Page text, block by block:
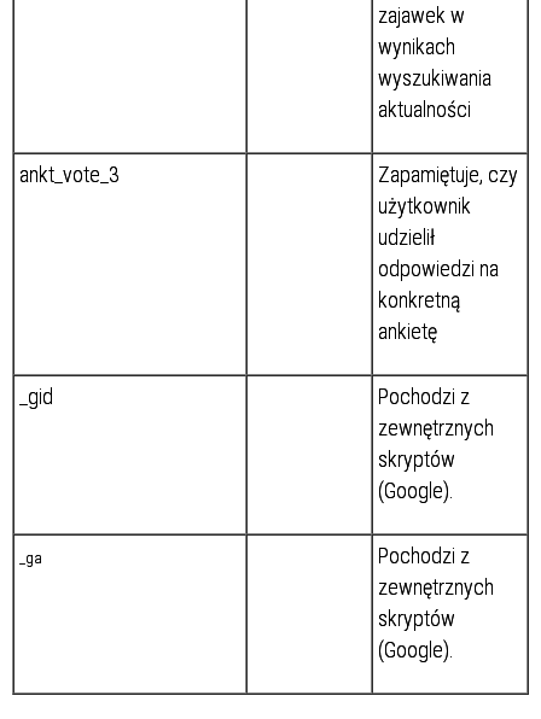
zajawek w
wynikach
wyszukiwania
aktualności
ankt_vote_3
Zapamiętuje, czy
użytkownik
udzielił
odpowiedzi na
konkretną
ankietę
_gid
Pochodzi z
zewnętrznych
skryptów
(Google).
_ga
Pochodzi z
zewnętrznych
skryptów
(Google).